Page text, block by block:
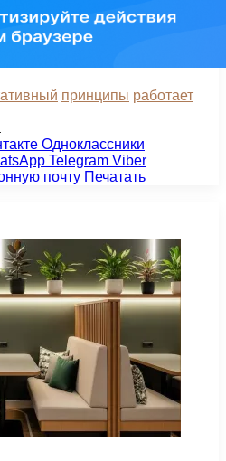
принципы работает
Одноклассники
Telegram Viber
почту Печатать